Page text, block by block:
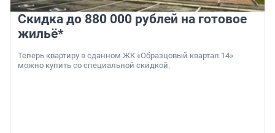
Скидка до 880 000 рублей на готовое
жильё*
Теперь квартиру в сданном ЖК «Образцовый квартал 14»
можно купить со специальной скидкой.